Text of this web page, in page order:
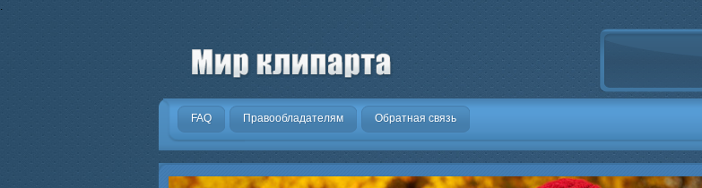
.
FAQ Правообладателям Обратная связь